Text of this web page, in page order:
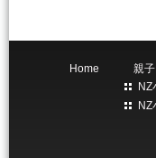
Home
親
NZ
NZ